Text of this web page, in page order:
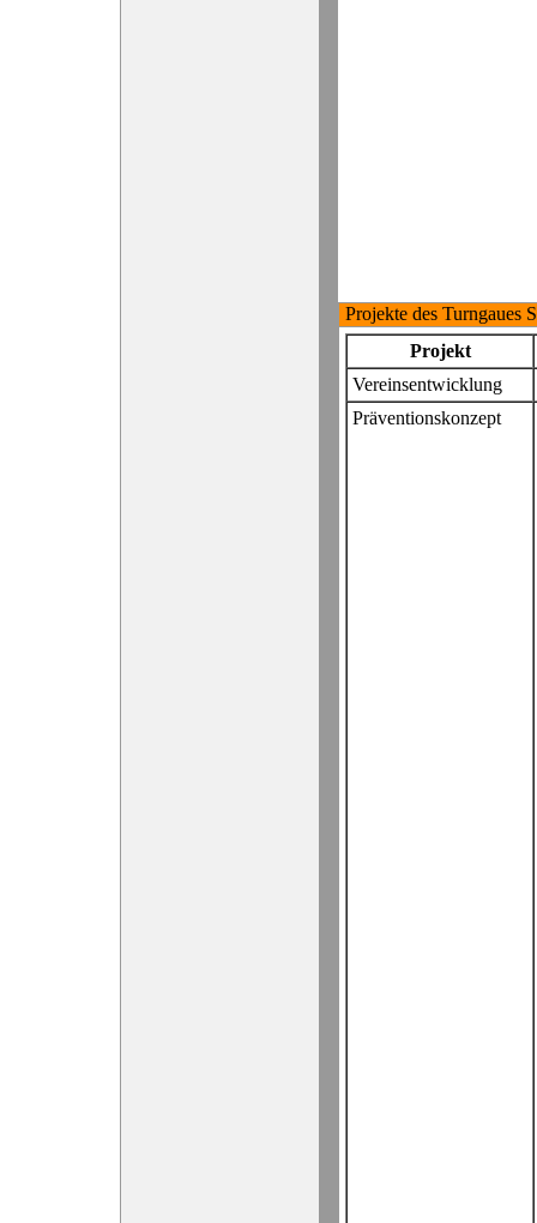
Projekte des Turngaues
Projekt
Vereinsentwicklung
Präventionskonzept